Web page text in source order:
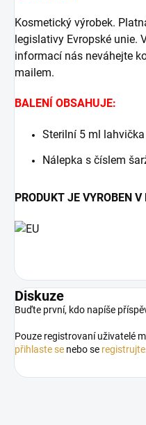
Kosmetický výrobek.
legislativy Evropské unie.
informací nás neváhejte
mailem.
BALENÍ OBSAHUJE:
Sterilní 5 ml
Nálepka s číslem
PRODUKT JE VYROBEN
Diskuze
Buďte první, kdo napíše
Pouze registrovaní uživatelé
přihlaste se nebo se registrujte